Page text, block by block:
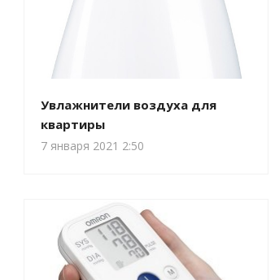
Увлажнители воздуха для
квартиры
7 января 2021 2:50